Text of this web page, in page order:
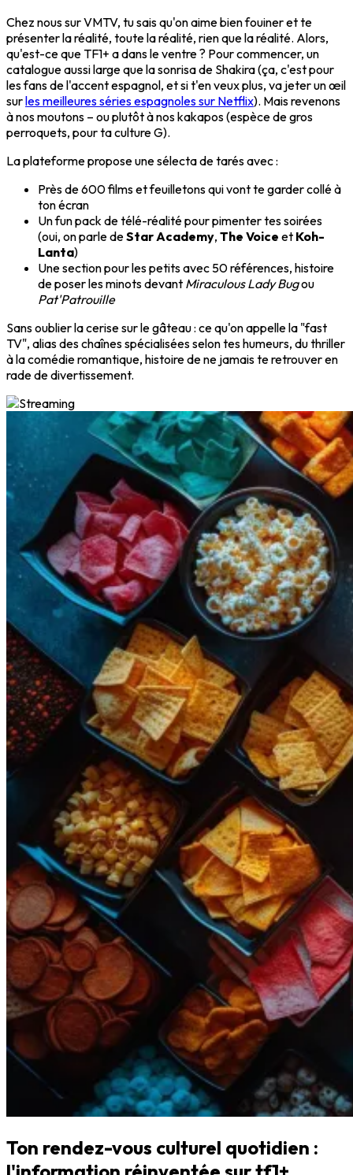
Chez nous sur VMTV, tu sais qu'on aime bien fouiner et te
présenter la réalité, toute la réalité, rien que la réalité. Alors,
qu'est-ce que TF1+ a dans le ventre ? Pour commencer, un
catalogue aussi large que la sonrisa de Shakira (ça, c'est pour
les fans de l'accent espagnol, et si t'en veux plus, va jeter un œil
surles meilleures séries espagnoles sur Netflix). Mais revenons
à nos moutons – ou plutôt à nos kakapos (espèce de gros
perroquets, pour ta culture G).
La plateforme propose une sélecta de tarés avec :
Près de 600 films et feuilletons qui vont te garder collé à
ton écran
Un fun pack de télé-réalité pour pimenter tes soirées
(oui, on parle deStar Academy, The Voice et Koh-
Lanta)
Une section pour les petits avec 50 références, histoire
de poser les minots devant Miraculous Lady Bugou
Pat'Patrouille
Sans oublier la cerise sur le gâteau : ce qu'on appelle la "fast
TV", alias des chaînes spécialisées selon tes humeurs, du thriller
à la comédie romantique, histoire de ne jamais te retrouver en
rade de divertissement.
Ton rendez-vous culturel quotidien :